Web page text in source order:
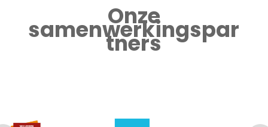
Onze
samenwerkingspar
tners